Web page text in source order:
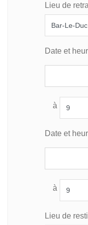
Lieu de
Date et
à
Date et
à
Lieu de